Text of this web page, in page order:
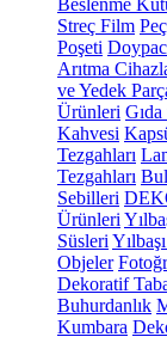
Beslenme
Streç Film
Poşeti
Arıtma
ve Yedek
Ürünleri
Kahvesi
Tezgahları
Tezgahları
Sebilleri
Ürünleri
Süsleri
Objeler
Dekoratif
Buhurdanlık
Kumbara